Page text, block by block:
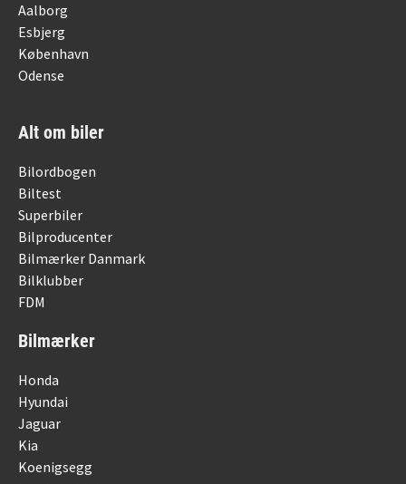
Aalborg
Esbjerg
København
Odense
Alt om biler
Bilordbogen
Biltest
Superbiler
Bilproducenter
Bilmærker Danmark
Bilklubber
FDM
Bilmærker
Honda
Hyundai
Jaguar
Kia
Koenigsegg